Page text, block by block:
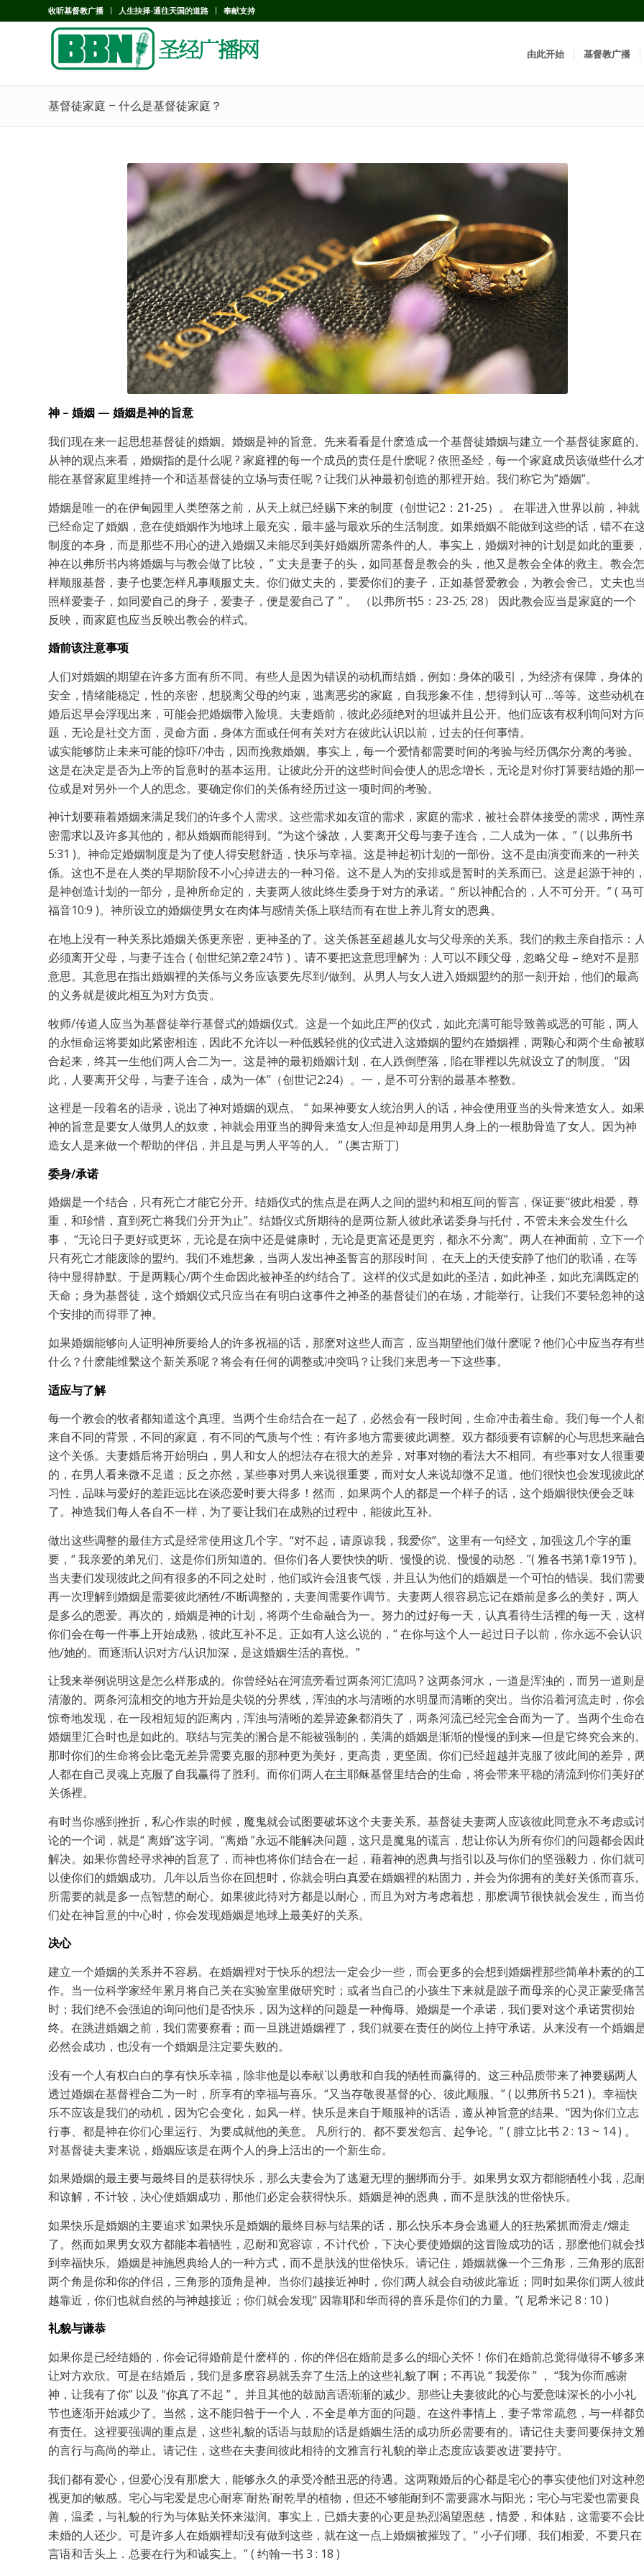
收听基督教广播 人生抉择-通往天国的道路 奉献支持
由此开始 基督教广播
基督徒家庭 – 什么是基督徒家庭？
神 – 婚姻 — 婚姻是神的旨意
我们现在来一起思想基督徒的婚姻。婚姻是神的旨意。先来看看是什麽造成一个基督徒婚姻与建立一个基督徒家庭的。
从神的观点来看，婚姻指的是什么呢 ? 家庭裡的每一个成员的责任是什麽呢 ? 依照圣经，每一个家庭成员该做些什么才
能在基督家庭里维持一个和适基督徒的立场与责任呢？让我们从神最初创造的那裡开始。我们称它为”婚姻”。
婚姻是唯一的在伊甸园里人类堕落之前，从天上就已经赐下来的制度（创世记2：21-25）。 在罪进入世界以前，神就
已经命定了婚姻，意在使婚姻作为地球上最充实，最丰盛与最欢乐的生活制度。如果婚姻不能做到这些的话，错不在
制度的本身，而是那些不用心的进入婚姻又未能尽到美好婚姻所需条件的人。事实上，婚姻对神的计划是如此的重要，
神在以弗所书内将婚姻与与教会做了比较， ” 丈夫是妻子的头，如同基督是教会的头，他又是教会全体的救主。教会怎
样顺服基督，妻子也要怎样凡事顺服丈夫。你们做丈夫的，要爱你们的妻子，正如基督爱教会，为教会舍己。丈夫也当
照样爱妻子，如同爱自己的身子，爱妻子，便是爱自己了 ” 。 （以弗所书5：23-25; 28） 因此教会应当是家庭的一个
反映，而家庭也应当反映出教会的样式。
婚前该注意事项
人们对婚姻的期望在许多方面有所不同。有些人是因为错误的动机而结婚，例如 : 身体的吸引，为经济有保障，身体的
安全，情绪能稳定，性的亲密，想脱离父母的约束，逃离恶劣的家庭，自我形象不佳，想得到认可 …等等。这些动机在
婚后迟早会浮现出来，可能会把婚姻带入险境。夫妻婚前，彼此必须绝对的坦诚并且公开。他们应该有权利询问对方
题，无论是社交方面，灵命方面，身体方面或任何有关对方在彼此认识以前，过去的任何事情。
诚实能够防止未来可能的惊吓/冲击，因而挽救婚姻。事实上，每一个爱情都需要时间的考验与经历偶尔分离的考验。
这是在决定是否为上帝的旨意时的基本运用。让彼此分开的这些时间会使人的思念增长，无论是对你打算要结婚的那
位或是对另外一个人的思念。要确定你们的关係有经历过这一项时间的考验。
神计划要藉着婚姻来满足我们的许多个人需求。这些需求如友谊的需求，家庭的需求，被社会群体接受的需求，两性
密需求以及许多其他的，都从婚姻而能得到。“为这个缘故，人要离开父母与妻子连合，二人成为一体 。” ( 以弗所书
5:31 )。神命定婚姻制度是为了使人得安慰舒适，快乐与幸福。这是神起初计划的一部份。这不是由演变而来的一种关
係。这也不是在人类的早期阶段不小心掉进去的一种习俗。这不是人为的安排或是暂时的关系而已。这是起源于神的，
是神创造计划的一部分，是神所命定的，夫妻两人彼此终生委身于对方的承诺。“ 所以神配合的，人不可分开。” ( 马可
福音10:9 )。神所设立的婚姻使男女在肉体与感情关係上联结而有在世上养儿育女的恩典。
在地上没有一种关系比婚姻关係更亲密，更神圣的了。这关係甚至超越儿女与父母亲的关系。我们的救主亲自指示：人
必须离开父母，与妻子连合 ( 创世纪第2章24节 ) 。请不要把这意思理解为：人可以不顾父母，忽略父母 – 绝对不是那
意思。其意思在指出婚姻裡的关係与义务应该要先尽到/做到。从男人与女人进入婚姻盟约的那一刻开始，他们的最高
的义务就是彼此相互为对方负责。
牧师/传道人应当为基督徒举行基督式的婚姻仪式。这是一个如此庄严的仪式，如此充满可能导致善或恶的可能，两人
的永恒命运将要如此紧密相连，因此不允许以一种低贱轻佻的仪式进入这婚姻的盟约在婚姻裡，两颗心和两个生命被
合起来，终其一生他们两人合二为一。这是神的最初婚姻计划，在人跌倒堕落，陷在罪裡以先就设立了的制度。 “因
此，人要离开父母，与妻子连合，成为一体”（创世记2:24）。一，是不可分割的最基本整数。
这裡是一段着名的语录，说出了神对婚姻的观点。 “ 如果神要女人统治男人的话，神会使用亚当的头骨来造女人。如果
神的旨意是要女人做男人的奴隶，神就会用亚当的脚骨来造女人;但是神却是用男人身上的一根肋骨造了女人。因为神
造女人是来做一个帮助的伴侣，并且是与男人平等的人。 ” (奥古斯丁)
委身/承诺
婚姻是一个结合，只有死亡才能它分开。结婚仪式的焦点是在两人之间的盟约和相互间的誓言，保证要“彼此相爱，尊
重，和珍惜，直到死亡将我们分开为止”。结婚仪式所期待的是两位新人彼此承诺委身与托付，不管未来会发生什么
事， “无论日子更好或更坏，无论是在病中还是健康时，无论是更富还是更穷，都永不分离”。两人在神面前，立下一
只有死亡才能废除的盟约。我们不难想象，当两人发出神圣誓言的那段时间， 在天上的天使安静了他们的歌诵，在等
待中显得静默。于是两颗心/两个生命因此被神圣的约结合了。这样的仪式是如此的圣洁，如此神圣，如此充满既定的
天命；身为基督徒，这个婚姻仪式只应当在有明白这事件之神圣的基督徒们的在场，才能举行。让我们不要轻忽神的
个安排的而得罪了神。
如果婚姻能够向人证明神所要给人的许多祝福的话，那麽对这些人而言，应当期望他们做什麽呢？他们心中应当存有
什么？什麽能维繫这个新关系呢？将会有任何的调整或冲突吗？让我们来思考一下这些事。
适应与了解
每一个教会的牧者都知道这个真理。当两个生命结合在一起了，必然会有一段时间，生命冲击着生命。我们每一个人
来自不同的背景，不同的家庭，有不同的气质与个性；有许多地方需要彼此调整。双方都须要有谅解的心与思想来融
这个关係。夫妻婚后将开始明白，男人和女人的想法存在很大的差异，对事对物的看法大不相同。有些事对女人很重
的，在男人看来微不足道；反之亦然，某些事对男人来说很重要，而对女人来说却微不足道。他们很快也会发现彼此
习性，品味与爱好的差距远比在谈恋爱时要大得多！然而，如果两个人的都是一个样子的话，这个婚姻很快便会乏味
了。神造我们每人各自不一样，为了要让我们在成熟的过程中，能彼此互补。
做出这些调整的最佳方式是经常使用这几个字。“对不起，请原谅我，我爱你”。这里有一句经文，加强这几个字的重
要，“ 我亲爱的弟兄们、这是你们所知道的。但你们各人要快快的听、慢慢的说、慢慢的动怒．”( 雅各书第1章19节 )。
当夫妻们发现彼此之间有很多的不同之处时，他们或许会沮丧气馁，并且认为他们的婚姻是一个可怕的错误。我们需
再一次理解到婚姻是需要彼此牺牲/不断调整的，夫妻间需要作调节。夫妻两人很容易忘记在婚前是多么的美好，两人
是多么的恩爱。再次的，婚姻是神的计划，将两个生命融合为一。努力的过好每一天，认真看待生活裡的每一天，这
你们会在每一件事上开始成熟，彼此互补不足。正如有人这么说的，“ 在你与这个人一起过日子以前，你永远不会认识
他/她的。而逐渐认识对方/认识加深，是这婚姻生活的喜悦。”
让我来举例说明这是怎么样形成的。你曾经站在河流旁看过两条河汇流吗 ? 这两条河水，一道是浑浊的，而另一道则是
清澈的。两条河流相交的地方开始是尖锐的分界线，浑浊的水与清晰的水明显而清晰的突出。当你沿着河流走时，你
惊奇地发现，在一段相短短的距离内，浑浊与清晰的差异迹象都消失了，两条河流已经完全合而为一了。当两个生命
婚姻里汇合时也是如此的。联结与完美的溷合是不能被强制的，美满的婚姻是渐渐的慢慢的到来—但是它终究会来的。
那时你们的生命将会比毫无差异需要克服的那种更为美好，更高贵，更坚固。你们已经超越并克服了彼此间的差异，
人都在自己灵魂上克服了自我赢得了胜利。而你们两人在主耶稣基督里结合的生命，将会带来平稳的清流到你们美好
关係裡。
有时当你感到挫折，私心作祟的时候，魔鬼就会试图要破坏这个夫妻关系。基督徒夫妻两人应该彼此同意永不考虑或
论的一个词，就是“ 离婚”这字词。“离婚 ”永远不能解决问题，这只是魔鬼的谎言，想让你认为所有你们的问题都会因
解决。如果你曾经寻求神的旨意了，而神也将你们结合在一起，藉着神的恩典与指引以及与你们的坚强毅力，你们就
以使你们的婚姻成功。几年以后当你在回想时，你就会明白真爱在婚姻裡的粘固力，并会为你拥有的美好关係而喜乐。
所需要的就是多一点智慧的耐心。如果彼此待对方都是以耐心，而且为对方考虑着想，那麽调节很快就会发生，而当
们处在神旨意的中心时，你会发现婚姻是地球上最美好的关系。
决心
建立一个婚姻的关系并不容易。在婚姻裡对于快乐的想法一定会少一些，而会更多的会想到婚姻裡那些简单朴素的的
作。当一位科学家经年累月将自己关在实验室里做研究时；或者当自己的小孩生下来就是跛子而母亲的心灵正蒙受痛
时；我们绝不会强迫的询问他们是否快乐，因为这样的问题是一种侮辱。婚姻是一个承诺，我们要对这个承诺贯彻始
终。在跳进婚姻之前，我们需要察看；而一旦跳进婚姻裡了，我们就要在责任的岗位上持守承诺。从来没有一个婚姻
必然会成功，也没有一个婚姻是注定要失败的。
没有一个人有权白白的享有快乐幸福，除非他是以奉献`以勇敢和自我的牺牲而赢得的。这三种品质带来了神要赐两人
透过婚姻在基督裡合二为一时，所享有的幸福与喜乐。“又当存敬畏基督的心、彼此顺服。” ( 以弗所书 5:21 )。幸福快
乐不应该是我们的动机，因为它会变化，如风一样。快乐是来自于顺服神的话语，遵从神旨意的结果。“因为你们立志
行事、都是神在你们心里运行、为要成就他的美意。 凡所行的、都不要发怨言、起争论。” ( 腓立比书 2 : 13 ~ 14 ) 。
对基督徒夫妻来说，婚姻应该是在两个人的身上活出的一个新生命。
如果婚姻的最主要与最终目的是获得快乐，那么夫妻会为了逃避无理的捆绑而分手。如果男女双方都能牺牲小我，忍
和谅解，不计较，决心使婚姻成功，那他们必定会获得快乐。婚姻是神的恩典，而不是肤浅的世俗快乐。
如果快乐是婚姻的主要追求`如果快乐是婚姻的最终目标与结果的话，那么快乐本身会逃避人的狂热紧抓而滑走/熘走
了。然而如果男女双方都能本着牺牲，忍耐和宽容谅，不计代价，下决心要使婚姻的这冒险成功的话，那麽他们就会
到幸福快乐。婚姻是神施恩典给人的一种方式，而不是肤浅的世俗快乐。请记住，婚姻就像一个三角形，三角形的底
两个角是你和你的伴侣，三角形的顶角是神。当你们越接近神时，你们两人就会自动彼此靠近；同时如果你们两人彼
越靠近，你们也就自然的与神越接近；你们就会发现“ 因靠耶和华而得的喜乐是你们的力量。”( 尼希米记 8 : 10 )
礼貌与谦恭
如果你是已经结婚的，你会记得婚前是什麽样的，你的伴侣在婚前是多么的细心关怀！你们在婚前总觉得做得不够多
让对方欢欣。可是在结婚后，我们是多麽容易就丢弃了生活上的这些礼貌了啊；不再说 “ 我爱你 ” ， “我为你而感谢
神，让我有了你” 以及 “你真了不起 ” 。并且其他的鼓励言语渐渐的减少。那些让夫妻彼此的心与爱意味深长的小小礼
节也逐渐开始减少了。当然，这不能归咎于一个人，不全是单方面的问题。在这件事情上，妻子常常疏忽，与一样都负
有责任。这裡要强调的重点是，这些礼貌的话语与鼓励的话是婚姻生活的成功所必需要有的。请记住夫妻间要保持文
的言行与高尚的举止。请记住，这些在夫妻间彼此相待的文雅言行礼貌的举止态度应该要改进`要持守。
我们都有爱心，但爱心没有那麽大，能够永久的承受冷酷丑恶的待遇。这两颗婚后的心都是宅心的事实使他们对这种
视更加的敏感。宅心与宅爱是忠心耐寒`耐热`耐乾旱的植物，但还不够能耐到不需要露水与阳光；宅心与宅爱也需要良
善，温柔，与礼貌的行为与体贴关怀来滋润。事实上，已婚夫妻的心更是热烈渴望恩慈，情爱，和体贴，这需要不会
未婚的人还少。可是许多人在婚姻裡却没有做到这些，就在这一点上婚姻被摧毁了。“ 小子们哪、我们相爱、不要只在
言语和舌头上．总要在行为和诚实上。” ( 约翰一书 3 : 18 )